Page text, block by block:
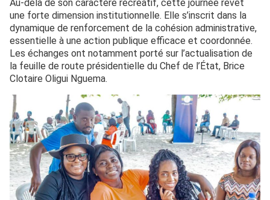
Au-delà de son caractère récréatif, cette journée revêt
une forte dimension institutionnelle. Elle s’inscrit dans la
dynamique de renforcement de la cohésion administrative,
essentielle à une action publique efficace et coordonnée.
Les échanges ont notamment porté sur l’actualisation de
la feuille de route présidentielle du Chef de l’État, Brice
Clotaire Oligui Nguema.